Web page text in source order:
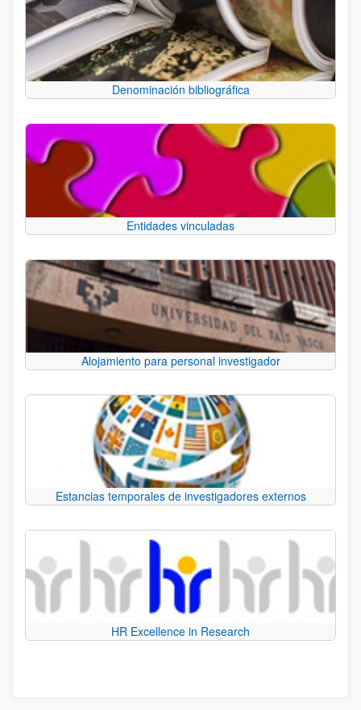
Denominación bibliográfica
Entidades vinculadas
Alojamiento para personal investigador
Estancias temporales de investigadores externos
HR Excellence in Research